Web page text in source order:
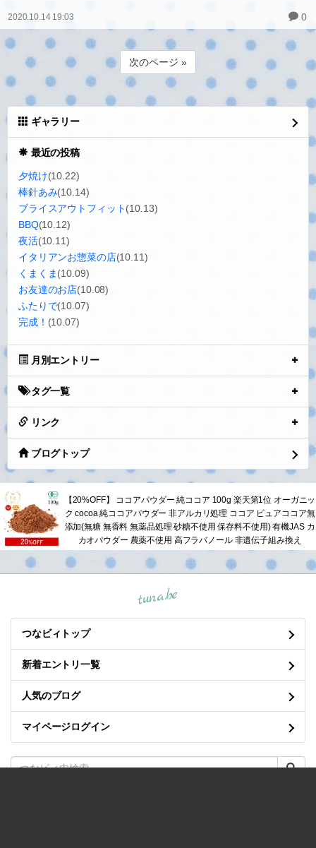
2020.10.14 19:03 0
次のページ »
ギャラリー
最近の投稿
夕焼け(10.22)
棒針あみ(10.14)
ブライスアウトフィット(10.13)
BBQ(10.12)
夜活(10.11)
イタリアンお惣菜の店(10.11)
くまくま(10.09)
お友達のお店(10.08)
ふたりで(10.07)
完成！ (10.07)
月別エントリー
タグ一覧
リンク
ブログトップ
【20%OFF】 ココアパウダー 純ココア 100g 楽天第1位 オーガニッ
ク cocoa 純ココアパウダー 非アルカリ処理 ココア ピュアココア無
添加(無糖 無香料 無薬品処理 砂糖不使用 保存料不使用) 有機JAS カ
カオパウダー 農薬不使用 高フラバノール 非遺伝子組み換え
tuna.be
つなビィトップ
新着エントリ一覧
人気のブログ
マイページログイン